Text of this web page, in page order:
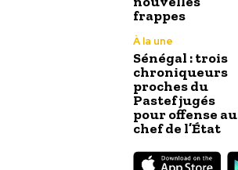
frappes
À la une
Sénégal : trois
chroniqueurs
proches du
Pastef jugés
pour offense au
chef de l’État